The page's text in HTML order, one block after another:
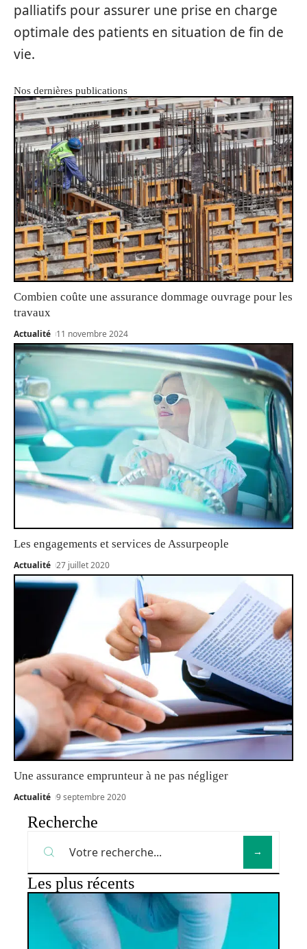
palliatifs pour assurer une prise en charge
optimale des patients en situation de fin de
vie.
Nos dernières publications
Combien coûte une assurance dommage ouvrage pour les
travaux
Actualité 11 novembre 2024
Les engagements et services de Assurpeople
Actualité 27 juillet 2020
Une assurance emprunteur à ne pas négliger
Actualité 9 septembre 2020
Recherche
Les plus récents